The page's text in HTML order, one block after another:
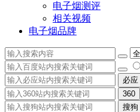
电子烟测评
相关视频
电子烟品牌
必应
360
搜狗